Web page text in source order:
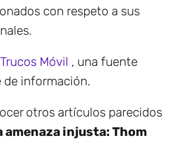
con respeto a sus
Trucos Móvil , una fuente
de información.
otros artículos parecidos
amenaza injusta: Thom